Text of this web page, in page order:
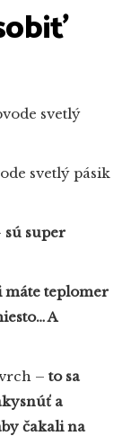
svetlý
svetlý pásik
sú super
máte teplomer
A
– to sa
a
čakali na